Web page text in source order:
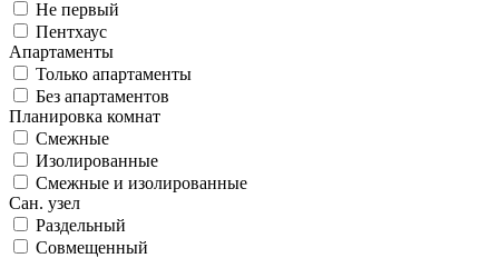
Не первый
Пентхаус
Апартаменты
Только апартаменты
Без апартаментов
Планировка комнат
Смежные
Изолированные
Смежные и изолированные
Сан. узел
Раздельный
Совмещенный